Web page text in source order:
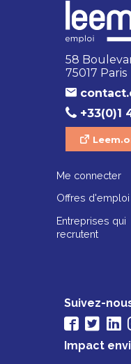
58
75017 Paris
+33(0)1
Me connecter
Offres d'emploi
Entreprises qui
recrutent
Suivez-
Impact